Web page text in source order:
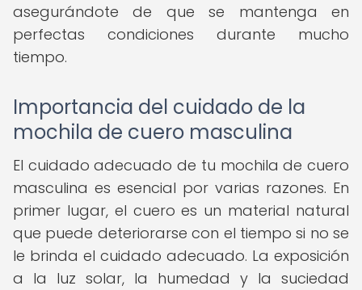
asegurándote de que se mantenga en
perfectas condiciones durante mucho
tiempo.
Importancia del cuidado de la
mochila de cuero masculina
El cuidado adecuado de tu mochila de cuero
masculina es esencial por varias razones. En
primer lugar, el cuero es un material natural
que puede deteriorarse con el tiempo si no se
le brinda el cuidado adecuado. La exposición
a la luz solar, la humedad y la suciedad